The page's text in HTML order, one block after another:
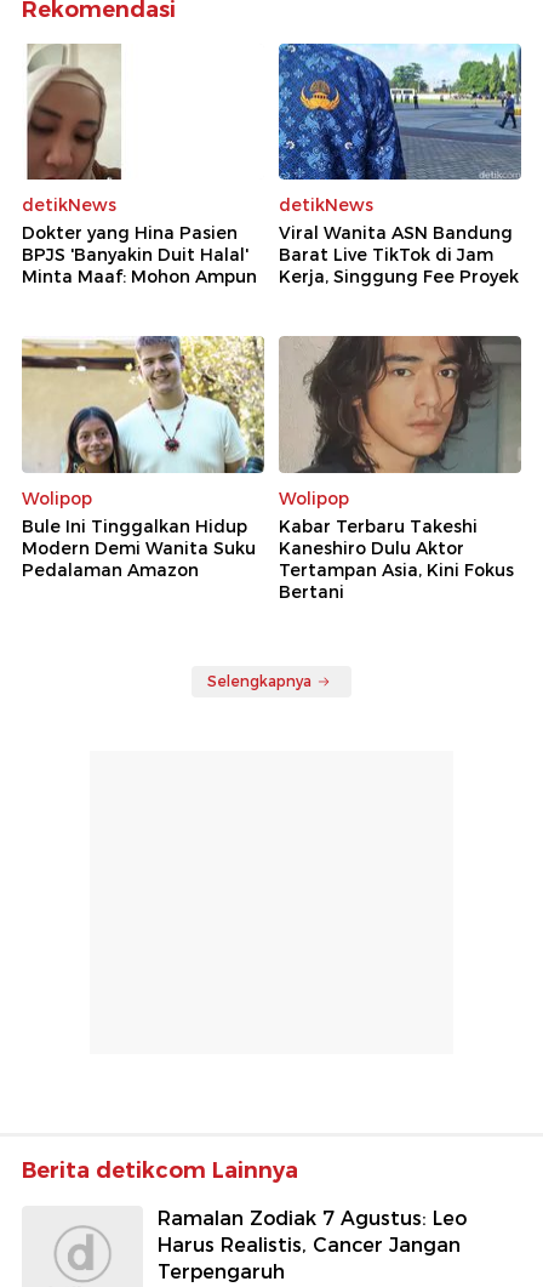
Rekomendasi
detikNews
Dokter yang Hina Pasien
BPJS 'Banyakin Duit Halal'
Minta Maaf: Mohon Ampun
detikNews
Viral Wanita ASN Bandung
Barat Live TikTok di Jam
Kerja, Singgung Fee Proyek
Wolipop
Bule Ini Tinggalkan Hidup
Modern Demi Wanita Suku
Pedalaman Amazon
Wolipop
Kabar Terbaru Takeshi
Kaneshiro Dulu Aktor
Tertampan Asia, Kini Fokus
Bertani
Selengkapnya
Berita detikcom Lainnya
Ramalan Zodiak 7 Agustus: Leo
Harus Realistis, Cancer Jangan
Terpengaruh